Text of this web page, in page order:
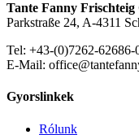
Tante Fanny Frischteig
Parkstraße 24, A-4311
Tel: +43-(0)7262-62686-
E-Mail:
Gyorslinkek
Rólunk